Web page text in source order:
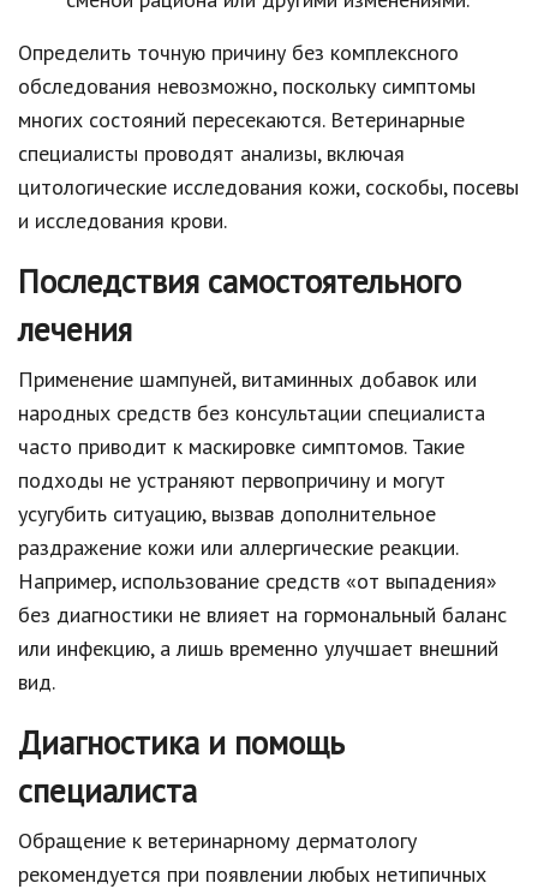
Определить точную причину без комплексного
обследования невозможно, поскольку симптомы
многих состояний пересекаются. Ветеринарные
специалисты проводят анализы, включая
цитологические исследования кожи, соскобы, посевы
и исследования крови.
Последствия самостоятельного
лечения
Применение шампуней, витаминных добавок или
народных средств без консультации специалиста
часто приводит к маскировке симптомов. Такие
подходы не устраняют первопричину и могут
усугубить ситуацию, вызвав дополнительное
раздражение кожи или аллергические реакции.
Например, использование средств «от выпадения»
без диагностики не влияет на гормональный баланс
или инфекцию, а лишь временно улучшает внешний
вид.
Диагностика и помощь
специалиста
Обращение к ветеринарному дерматологу
рекомендуется при появлении любых нетипичных